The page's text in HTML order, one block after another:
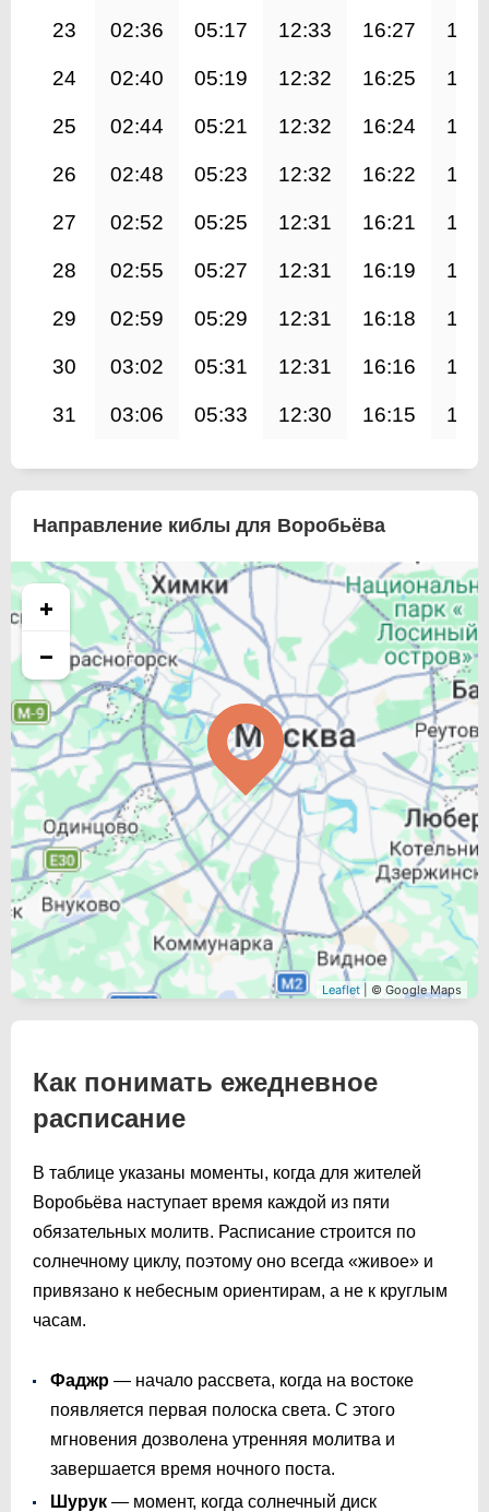
23 02:36 05:17 12:33 16:27
24 02:40 05:19 12:32 16:25
25 02:44 05:21 12:32 16:24
26 02:48 05:23 12:32 16:22
27 02:52 05:25 12:31 16:21
28 02:55 05:27 12:31 16:19
29 02:59 05:29 12:31 16:18
30 03:02 05:31 12:31 16:16
31 03:06 05:33 12:30 16:15
Направление киблы для Воробьёва
+
−
Leaflet| © Google Maps
Как понимать ежедневное
расписание
В таблице указаны моменты, когда для жителей
Воробьёва наступает время каждой из пяти
обязательных молитв. Расписание строится по
солнечному циклу, поэтому оно всегда «живое» и
привязано к небесным ориентирам, а не к круглым
часам.
Фаджр — начало рассвета, когда на востоке
появляется первая полоска света. С этого
мгновения дозволена утренняя молитва и
завершается время ночного поста.
Шурук — момент, когда солнечный диск